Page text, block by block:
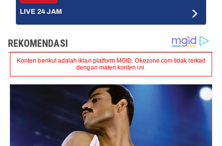
LIVE 24 JAM